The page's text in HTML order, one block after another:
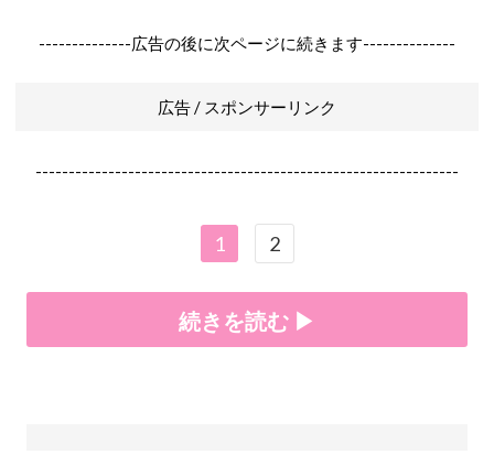
--------------広告の後に次ページに続きます--------------
広告 / スポンサーリンク
----------------------------------------------------------------
1 2
続きを読む ▶